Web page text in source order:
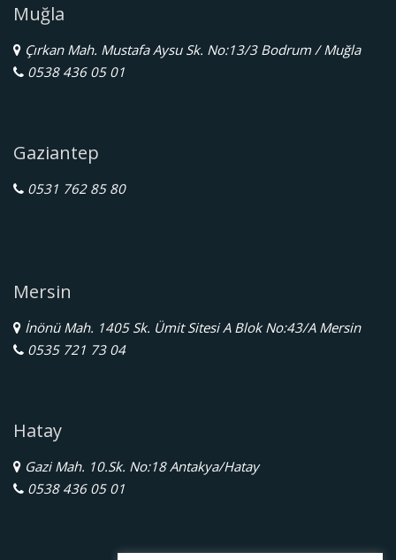
Muğla
Çırkan Mah. Mustafa Aysu Sk. No:13/3 Bodrum / Muğla
0538 436 05 01
Gaziantep
0531 762 85 80
Mersin
İnönü Mah. 1405 Sk. Ümit Sitesi A Blok No:43/A Mersin
0535 721 73 04
Hatay
Gazi Mah. 10.Sk. No:18 Antakya/Hatay
0538 436 05 01